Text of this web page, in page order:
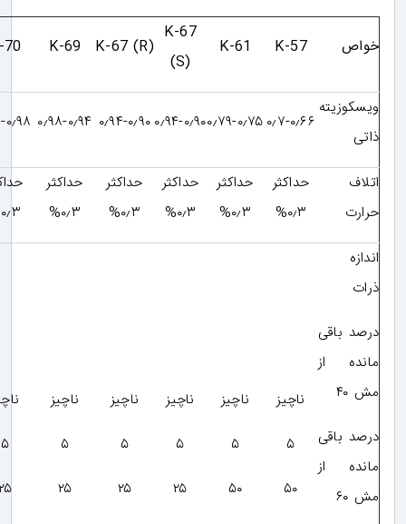
خواص K-57
K-61
K-67
K-67 (R)
K-69
K-70
ویسکوزیته
۰٫۷-۰٫۶۶۰٫۷۹-۰٫۷۵۰٫۹۴-۰٫۹۰۰٫۹۴-۰٫۹۰ ۰٫۹۸-۰٫۹۴ ۱٫۰۴-۰٫۹۸
اتلاف
حرارت
حداکثر
حداکثر
۰٫۳%
حداکثر
۰٫۳%
حداکثر
۰٫۳%
حداکثر
حداکثر
اندازه
ذرات
درصد باقی
مانده از
مش ۴۰
درصد باقی
مانده از
مش ۶۰
ناچیز
۵
ناچیز
ناچیز
ناچیز
ناچیز
ناچیز